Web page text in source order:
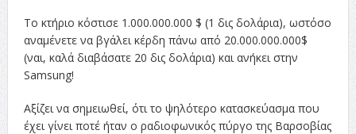
Το κτήριο κόστισε 1.000.000.000 $ (1 δις δολάρια), ωστόσο
αναμένετε να βγάλει κέρδη πάνω από 20.000.000.000$
(ναι, καλά διαβάσατε 20 δις δολάρια) και ανήκει στην
Samsung!
Αξίζει να σημειωθεί, ότι το ψηλότερο κατασκεύασμα που
έχει γίνει ποτέ ήταν ο ραδιοφωνικός πύργο της Βαρσοβίας